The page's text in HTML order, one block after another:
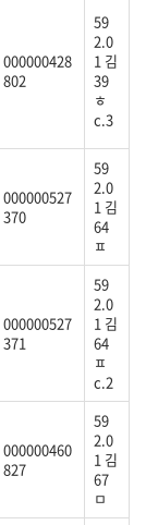
000000428
802
59
2.0
1 김
39
ㅎ
c.3
000000527
370
59
2.0
1 김
64
ㅍ
000000527
371
59
2.0
1 김
64
ㅍ
c.2
000000460
827
59
2.0
1 김
67
ㅁ